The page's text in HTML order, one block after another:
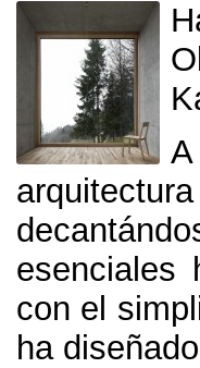
esenciales
con el
ha